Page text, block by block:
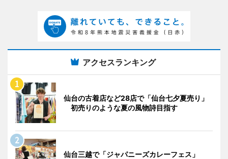
アクセスランキング
仙台の古着店など28店で「仙台七夕夏売り」
初売りのような夏の風物詩目指す
仙台三越で「ジャパニーズカレーフェス」